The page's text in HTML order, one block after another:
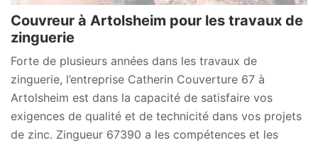
Couvreur à Artolsheim pour les travaux de
zinguerie
Forte de plusieurs années dans les travaux de
zinguerie, l’entreprise Catherin Couverture 67 à
Artolsheim est dans la capacité de satisfaire vos
exigences de qualité et de technicité dans vos projets
de zinc. Zingueur 67390 a les compétences et les